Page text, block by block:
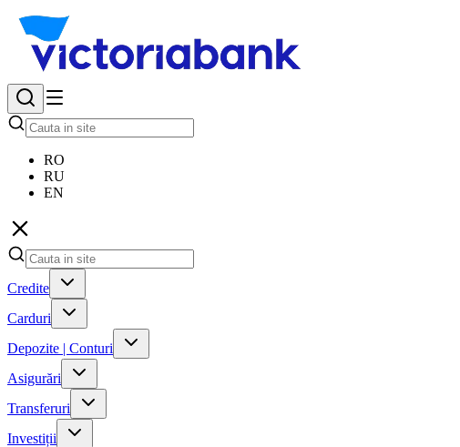
RO
RU
EN
Credite
Carduri
Depozite | Conturi
Asigurări
Transferuri
Investiții